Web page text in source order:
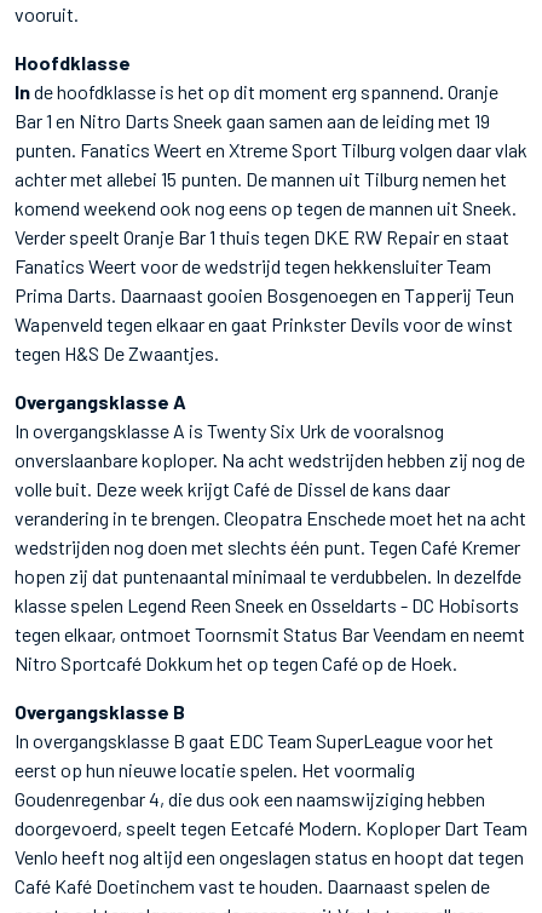
vooruit.
Hoofdklasse
Inde hoofdklasse is het op dit moment erg spannend. Oranje
Bar 1 en Nitro Darts Sneek gaan samen aan de leiding met 19
punten. Fanatics Weert en Xtreme Sport Tilburg volgen daar vlak
achter met allebei 15 punten. De mannen uit Tilburg nemen het
komend weekend ook nog eens op tegen de mannen uit Sneek.
Verder speelt Oranje Bar 1 thuis tegen DKE RW Repair en staat
Fanatics Weert voor de wedstrijd tegen hekkensluiter Team
Prima Darts. Daarnaast gooien Bosgenoegen en Tapperij Teun
Wapenveld tegen elkaar en gaat Prinkster Devils voor de winst
tegen H&S De Zwaantjes.
Overgangsklasse A
In overgangsklasse A is Twenty Six Urk de vooralsnog
onverslaanbare koploper. Na acht wedstrijden hebben zij nog de
volle buit. Deze week krijgt Café de Dissel de kans daar
verandering in te brengen. Cleopatra Enschede moet het na acht
wedstrijden nog doen met slechts één punt. Tegen Café Kremer
hopen zij dat puntenaantal minimaal te verdubbelen. In dezelfde
klasse spelen Legend Reen Sneek en Osseldarts - DC Hobisorts
tegen elkaar, ontmoet Toornsmit Status Bar Veendam en neemt
Nitro Sportcafé Dokkum het op tegen Café op de Hoek.
Overgangsklasse B
In overgangsklasse B gaat EDC Team SuperLeague voor het
eerst op hun nieuwe locatie spelen. Het voormalig
Goudenregenbar 4, die dus ook een naamswijziging hebben
doorgevoerd, speelt tegen Eetcafé Modern. Koploper Dart Team
Venlo heeft nog altijd een ongeslagen status en hoopt dat tegen
Café Kafé Doetinchem vast te houden. Daarnaast spelen de